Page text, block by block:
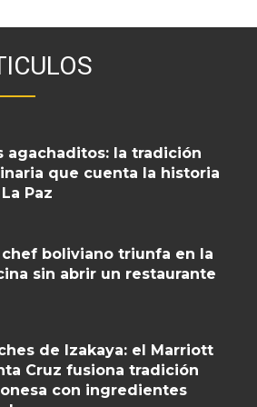
agachaditos: la tradición
que cuenta la historia
Paz
chef boliviano triunfa en la
sin abrir un restaurante
de Izakaya: el Marriott
Cruz fusiona tradición
con ingredientes